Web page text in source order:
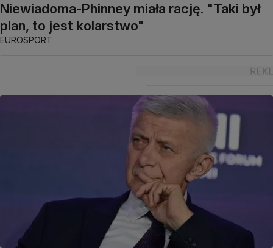
Niewiadoma-Phinney miała rację. "Taki był
plan, to jest kolarstwo"
EUROSPORT